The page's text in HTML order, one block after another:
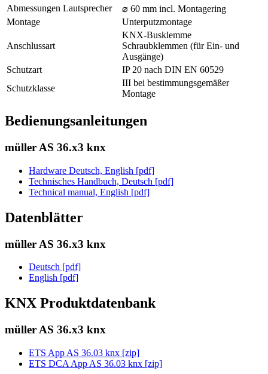
Abmessungen Lautsprecher
⌀ 60 mm incl. Montagering
Montage
Unterputzmontage
Anschlussart
KNX-Busklemme
Schraubklemmen (für Ein- und
Ausgänge)
Schutzart
IP 20 nach DIN EN 60529
Schutzklasse
III bei bestimmungsgemäßer
Montage
Bedienungsanleitungen
müller AS 36.x3 knx
Hardware Deutsch, English [pdf]
Technisches Handbuch, Deutsch [pdf]
Technical manual, English [pdf]
Datenblätter
müller AS 36.x3 knx
Deutsch [pdf]
English [pdf]
KNX Produktdatenbank
müller AS 36.x3 knx
ETS App AS 36.03 knx [zip]
ETS DCA App AS 36.03 knx [zip]